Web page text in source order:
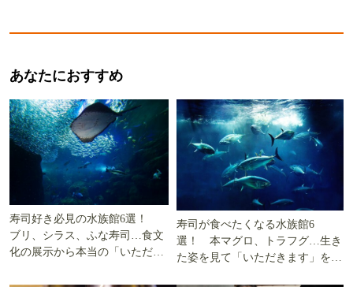
あなたにおすすめ
寿司好き必見の水族館6選！
ブリ、シラス、ふな寿司…食文
化の展示から本当の「いただき
寿司が食べたくなる水族館6
選！ 本マグロ、トラフグ…生き
た姿を見て「いただきます」を考